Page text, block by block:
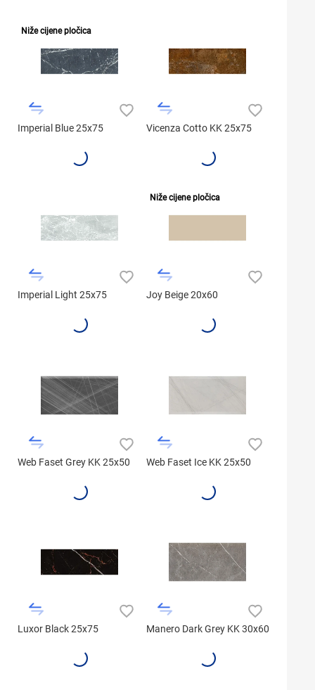
Niže cijene pločica
Imperial Blue 25x75 Vicenza Cotto KK 25x75
Imperial Light 25x75
Niže cijene pločica
Joy Beige 20x60
Web Faset Grey KK 25x50 Web Faset Ice KK 25x50
Luxor Black 25x75 Manero Dark Grey KK 30x60